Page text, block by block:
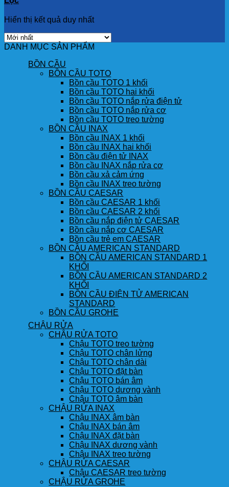
Hiển thị kết quả duy nhất
DANH MỤC SẢN PHẨM
BỒN CẦU
BỒN CẦU TOTO
Bồn cầu TOTO 1 khối
Bồn cầu TOTO hai khối
Bồn cầu TOTO nắp rửa điện tử
Bồn cầu TOTO nắp rửa cơ
Bồn cầu TOTO treo tường
BỒN CẦU INAX
Bồn cầu INAX 1 khối
Bồn cầu INAX hai khối
Bồn cầu điện tử INAX
Bồn cầu INAX nắp rửa cơ
Bồn cầu xả cảm ứng
Bồn cầu INAX treo tường
BỒN CẦU CAESAR
Bồn cầu CAESAR 1 khối
Bồn cầu CAESAR 2 khối
Bồn cầu nắp điện tử CAESAR
Bồn cầu nắp cơ CAESAR
Bồn cầu trẻ em CAESAR
BỒN CẦU AMERICAN STANDARD
BỒN CẦU AMERICAN STANDARD 1
KHỐI
BỒN CẦU AMERICAN STANDARD 2
KHỐI
BỒN CẦU ĐIỆN TỬ AMERICAN
STANDARD
BỒN CẦU GROHE
CHẬU RỬA
CHẬU RỬA TOTO
Chậu TOTO treo tường
Chậu TOTO chân lửng
Chậu TOTO chân dài
Chậu TOTO đặt bàn
Chậu TOTO bán âm
Chậu TOTO dương vành
Chậu TOTO âm bàn
CHẬU RỬA INAX
Chậu INAX âm bàn
Chậu INAX bán âm
Chậu INAX đặt bàn
Chậu INAX dương vành
Chậu INAX treo tường
CHẬU RỬA CAESAR
Chậu CAESAR treo tường
CHẬU RỬA GROHE